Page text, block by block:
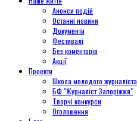
Анонси подій
Останні новини
Документи
Фестивалі
Без коментарів
Акції
Проекти
Школа молодого журналіста
БФ "Журналіст Запоріжжя"
Творчі конкурси
Оголошення